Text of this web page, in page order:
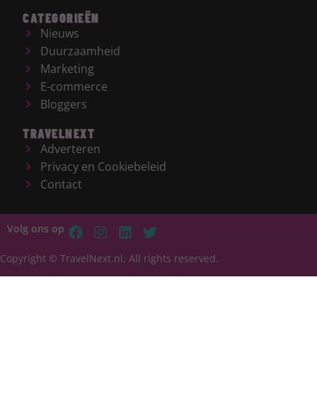
CATEGORIEËN
Nieuws
Duurzaamheid
Marketing
E-commerce
Bloggers
TRAVELNEXT
Adverteren
Privacy en Cookiebeleid
Contact
Volg ons op
Copyright © TravelNext.nl, All rights reserved.